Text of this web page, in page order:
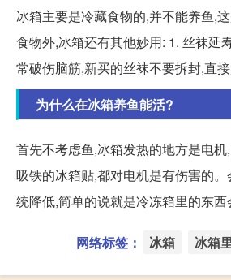
冰箱主要是冷藏食物的,并不能养鱼,
食物外,冰箱还有其他妙用: 1. 丝袜延
常破伤脑筋,新买的丝袜不要拆封,直接
为什么在冰箱养鱼能活?
首先不考虑鱼,冰箱发热的地方是电
吸铁的冰箱贴,都对电机是有伤害的
统降低,简单的说就是冷冻箱里的东西
网络标签： 冰箱 冰箱